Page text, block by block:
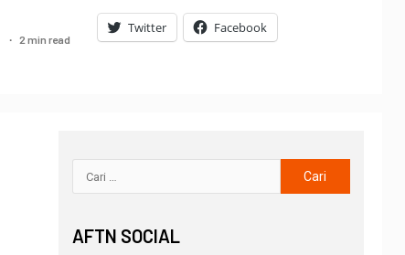
2 min read
Twitter Facebook
AFTN SOCIAL